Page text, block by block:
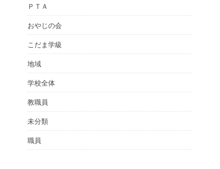
ＰＴＡ
おやじの会
こだま学級
地域
学校全体
教職員
未分類
職員